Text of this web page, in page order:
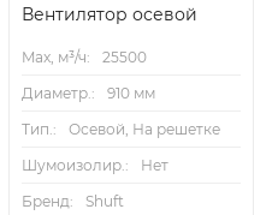
Вентилятор осевой
Max, м³/ч:
25500
Диаметр.:
910 мм
Тип.:
Осевой, На решетке
Шумоизолир.:
Нет
Бренд:
Shuft